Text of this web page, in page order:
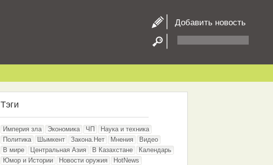
Добавить новость
Тэги
Империя зла Экономика ЧП
Наука и техника
Политика
Шымкент Закона.Нет Мнения
Видео
В мире
Центральная Азия В Казахстане
Календарь
Юмор и Истории
Новости оружия
HotNews